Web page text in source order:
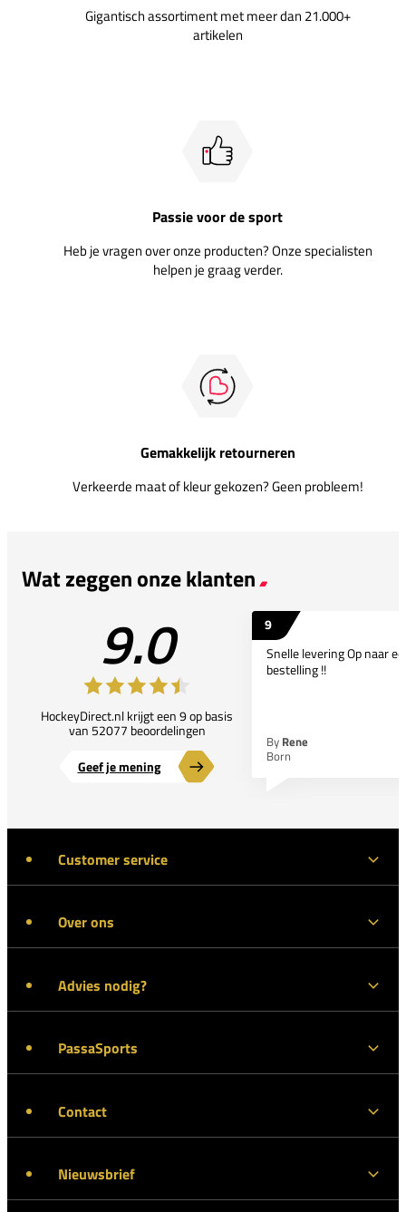
Gigantisch assortiment met meer dan 21.000+
artikelen
Passie voor de sport
Heb je vragen over onze producten? Onze specialisten
helpen je graag verder.
Gemakkelijk retourneren
Verkeerde maat of kleur gekozen? Geen probleem!
Wat zeggen onze klanten
9.0
HockeyDirect.nl krijgt een 9 op basis
van 52077 beoordelingen
Geef je mening
9
Snelle levering Op naar
bestelling !!
By Rene
Born
Customer service
Over ons
Advies nodig?
PassaSports
Contact
Nieuwsbrief